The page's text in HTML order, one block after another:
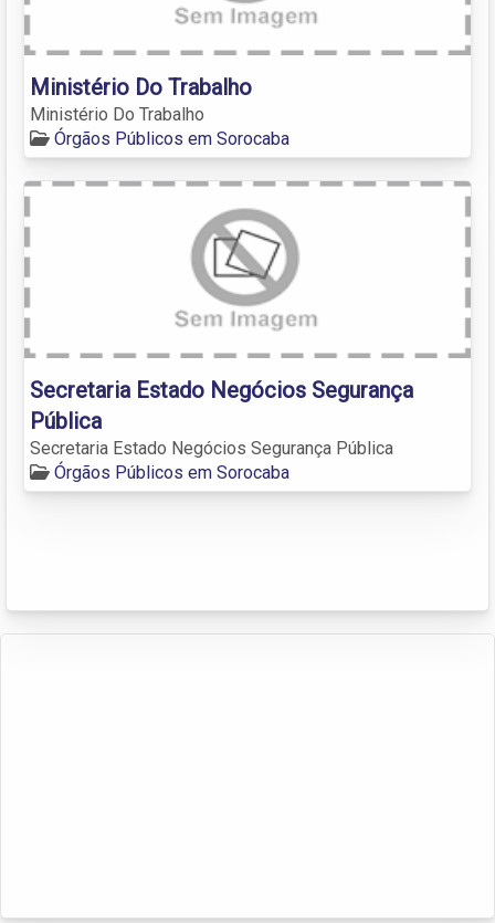
Ministério Do Trabalho
Ministério Do Trabalho
Órgãos Públicos em Sorocaba
Secretaria Estado Negócios Segurança
Pública
Secretaria Estado Negócios Segurança Pública
Órgãos Públicos em Sorocaba